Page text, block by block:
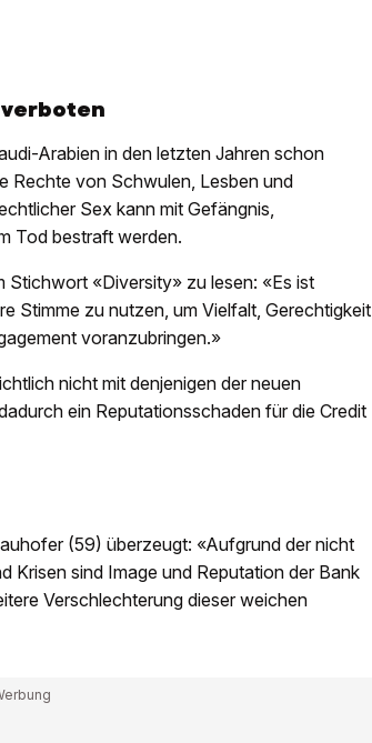
Arabien in den letzten Jahren schon
Rechte von Schwulen, Lesben und
Sex kann mit Gefängnis,
Tod bestraft werden.
Stichwort «Diversity» zu lesen: «Es ist
Stimme zu nutzen, um Vielfalt, Gerechtigkeit
voranzubringen.»
nicht mit denjenigen der neuen
ein Reputationsschaden für die Credit
(59) überzeugt: «Aufgrund der nicht
Krisen sind Image und Reputation der Bank
Verschlechterung dieser weichen